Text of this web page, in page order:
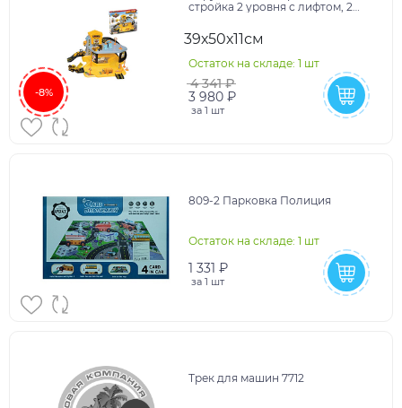
-8%
стройка 2 уровня с лифтом, 2
39х50х11см
Остаток на складе: 1 шт
4 341 ₽
3 980 ₽
за 1 шт
809-2 Парковка Полиция
Остаток на складе: 1 шт
1 331 ₽
за 1 шт
Трек для машин 7712